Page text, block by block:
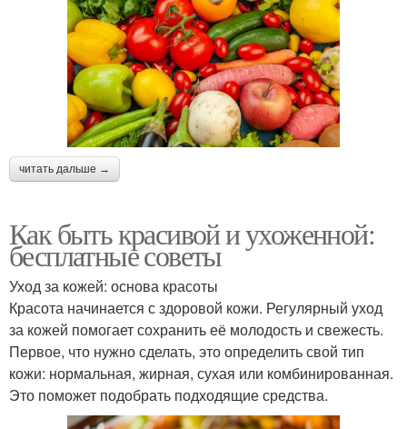
читать дальше →
Как быть красивой и ухоженной:
бесплатные советы
Уход за кожей: основа красоты
Красота начинается с здоровой кожи. Регулярный уход
за кожей помогает сохранить её молодость и свежесть.
Первое, что нужно сделать, это определить свой тип
кожи: нормальная, жирная, сухая или комбинированная.
Это поможет подобрать подходящие средства.